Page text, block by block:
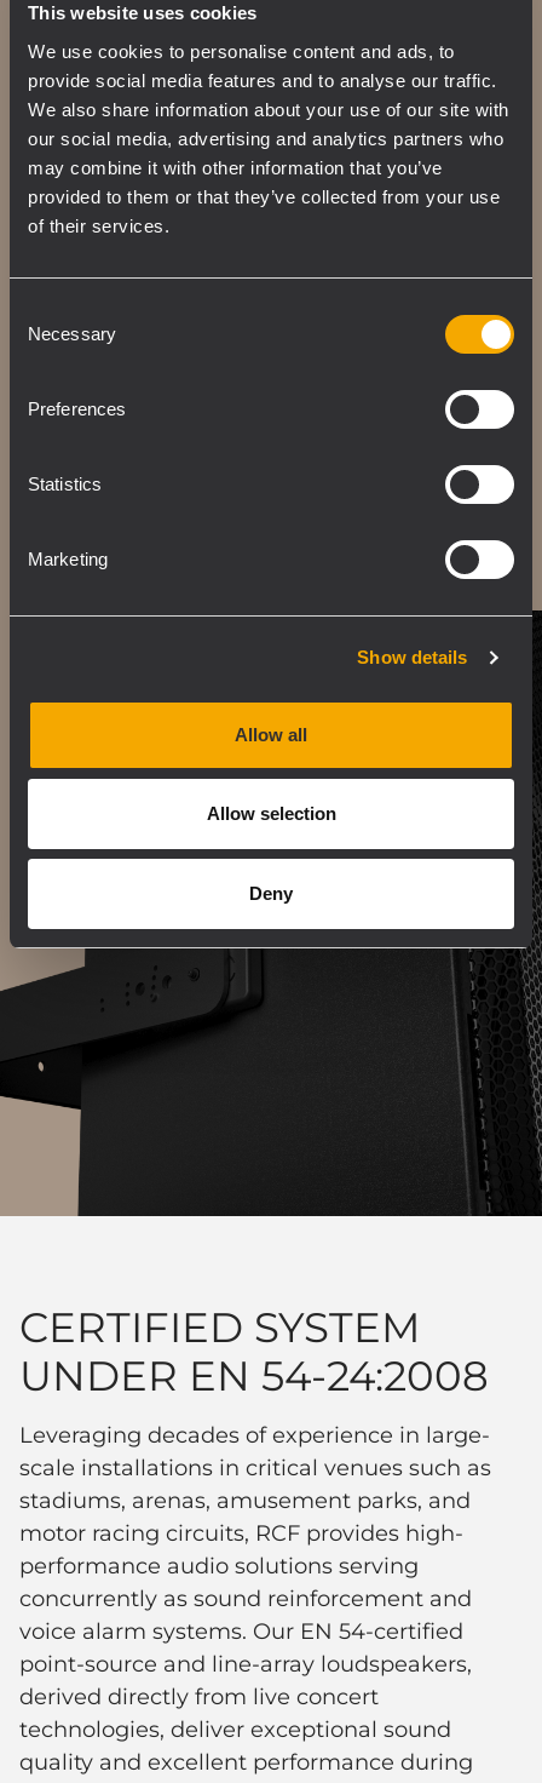
This website uses cookies
We use cookies to personalise content and ads, to
provide social media features and to analyse our traffic.
We also share information about your use of our site with
our social media, advertising and analytics partners who
may combine it with other information that you’ve
provided to them or that they’ve collected from your use
of their services.
Selection
Necessary
Preferences
Statistics
Marketing
Show details
Allow all
Allow selection
Deny
La flexibilidad de los COMPACT C los
convierte en una opción inteligente para una
amplia gama de aplicaciones de sonido.
Combinando los recintos de contrachapado
de abedul con la guía de ondas de
directividad constante giratoria de 100° × 50°,
la caja acústica se puede instalar horizontal o
fácil de suspender y montar en paredes o
disponibles. El panel trasero posee dos
pines).
CERTIFIED SYSTEM
UNDER EN 54-24:2008
Leveraging decades of experience in large-
scale installations in critical venues such as
stadiums, arenas, amusement parks, and
motor racing circuits, RCF provides high-
performance audio solutions serving
concurrently as sound reinforcement and
voice alarm systems. Our EN 54-certified
point-source and line-array loudspeakers,
derived directly from live concert
technologies, deliver exceptional sound
quality and excellent performance during